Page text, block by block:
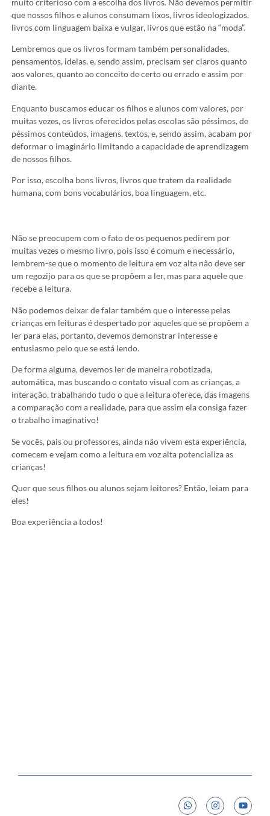
que nossos filhos e alunos consumam lixos, livros ideologizados,
livros com linguagem baixa e vulgar, livros que estão na “moda”.
Lembremos que os livros formam também personalidades,
pensamentos, ideias, e, sendo assim, precisam ser claros quanto
aos valores, quanto ao conceito de certo ou errado e assim por
diante.
Enquanto buscamos educar os filhos e alunos com valores, por
muitas vezes, os livros oferecidos pelas escolas são péssimos, de
péssimos conteúdos, imagens, textos, e, sendo assim, acabam por
deformar o imaginário limitando a capacidade de aprendizagem
de nossos filhos.
Por isso, escolha bons livros, livros que tratem da realidade
humana, com bons vocabulários, boa linguagem, etc.
Não se preocupem com o fato de os pequenos pedirem por
muitas vezes o mesmo livro, pois isso é comum e necessário,
lembrem-se que o momento de leitura em voz alta não deve ser
um regozijo para os que se propõem a ler, mas para aquele que
recebe a leitura.
Não podemos deixar de falar também que o interesse pelas
crianças em leituras é despertado por aqueles que se propõem a
ler para elas, portanto, devemos demonstrar interesse e
entusiasmo pelo que se está lendo.
De forma alguma, devemos ler de maneira robotizada,
automática, mas buscando o contato visual com as crianças, a
interação, trabalhando tudo o que a leitura oferece, das imagens
a comparação com a realidade, para que assim ela consiga fazer
o trabalho imaginativo!
Se vocês, pais ou professores, ainda não vivem esta experiência,
comecem e vejam como a leitura em voz alta potencializa as
crianças!
Quer que seus filhos ou alunos sejam leitores? Então, leiam para
eles!
Boa experiência a todos!